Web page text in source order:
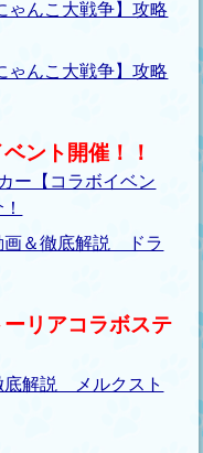
ゃんこ大戦争】攻略
んこ大戦争】攻略
ント開催！！
ー【コラボイベン
画＆徹底解説 ドラ
リアコラボステ
解説 メルクスト